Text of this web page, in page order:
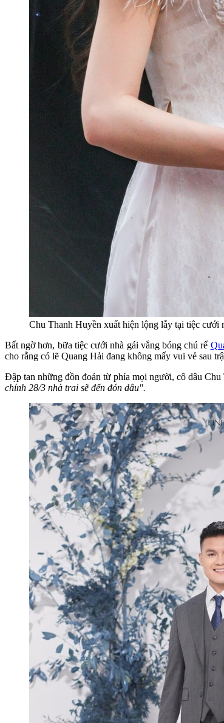
Chu Thanh Huyền xuất hiện lộng lẫy tại tiệc cưới
Bất ngờ hơn, bữa tiệc cưới nhà gái vắng bóng chú rể
cho rằng có lẽ Quang Hải đang không mấy vui vẻ sau
Đập tan những đồn đoán từ phía mọi người, cô dâu
chính 28/3 nhà trai sẽ đến đón dâu".